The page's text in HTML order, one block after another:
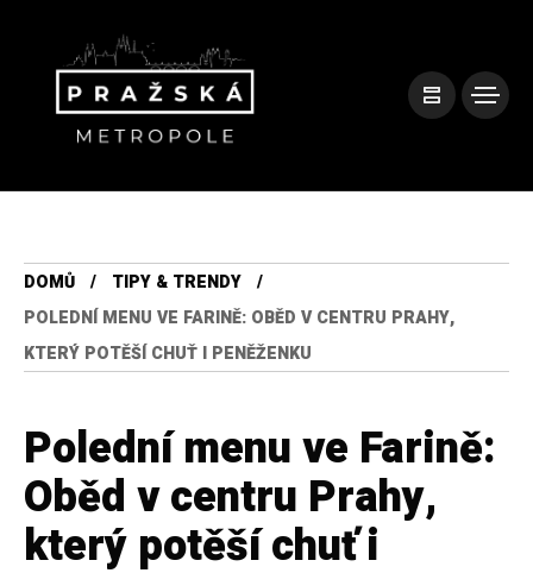
DOMŮ
TIPY & TRENDY
POLEDNÍ MENU VE FARINĚ: OBĚD V CENTRU PRAHY,
KTERÝ POTĚŠÍ CHUŤ I PENĚŽENKU
Polední menu ve Farině:
Oběd v centru Prahy,
který potěší chuť i